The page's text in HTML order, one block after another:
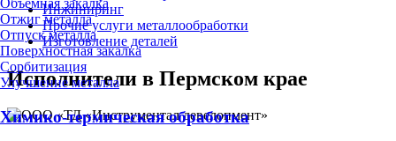
Отжиг металла
Отпуск металла
Поверхностная закалка
Сорбитизация
Улучшение металла
Химико-термическая обработка
Инжиниринг
Прочие услуги металлообработки
Изготовление деталей
Исполнители в Пермском крае